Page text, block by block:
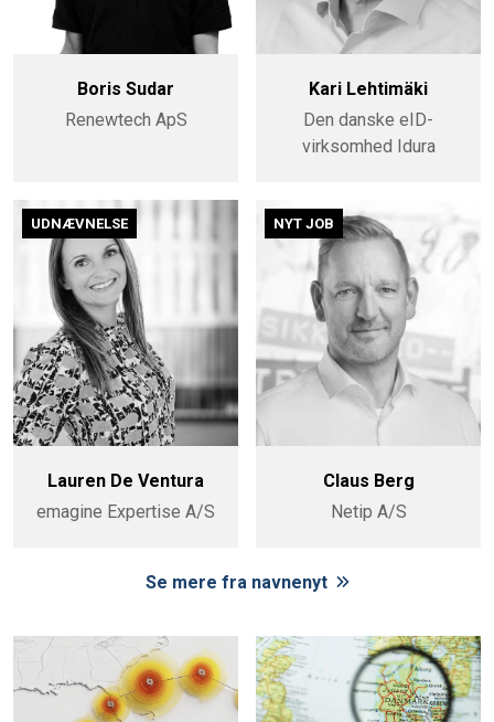
Boris Sudar
Renewtech ApS
Kari Lehtimäki
Den danske eID-
virksomhed Idura
UDNÆVNELSE
Lauren De Ventura
emagine Expertise A/S
NYT JOB
Claus Berg
Netip A/S
Se mere fra navnenyt